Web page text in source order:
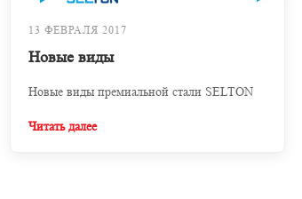
13 ФЕВРАЛЯ 2017
Новые виды
Новые виды премиальной стали SELTON
Читать далее